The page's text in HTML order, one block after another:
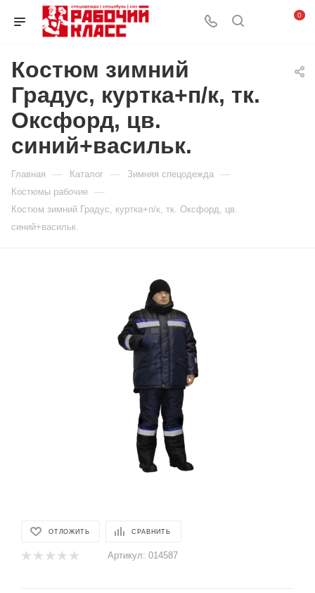
0
Костюм зимний
Градус, куртка+п/к, тк.
Оксфорд, цв.
синий+васильк.
Главная — Каталог — Зимняя спецодежда —
Костюмы рабочие —
Костюм зимний Градус, куртка+п/к, тк. Оксфорд, цв.
синий+васильк.
ОТЛОЖИТЬ СРАВНИТЬ
Артикул: 014587